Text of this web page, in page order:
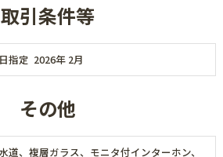
取引条件等
指定 2026年 2月
その他
道、複層ガラス、モニタ付インターホン、